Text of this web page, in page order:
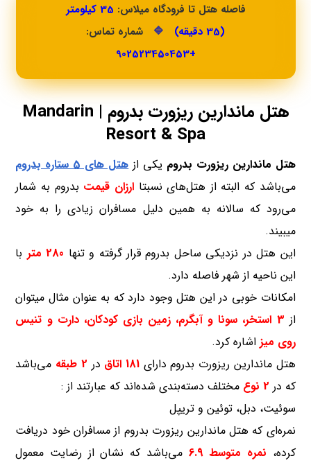
فاصله هتل تا فرودگاه میلاس:
35 کیلومتر
(35 دقیقه)
🔷 شماره تماس:
+902523450453
هتل ماندارین ریزورت بدروم | Mandarin
Resort & Spa
هتل ماندارین ریزورت بدروم یکی ازهتل های 5 ستاره
بدروم
می‌باشد که البته از هتل‌های نسبتاارزان قیمت بدروم به شمار
می‌رود که سالانه به همین دلیل مسافران زیادی را به خود
میبیند.
این هتل در نزدیکی ساحل بدروم قرار گرفته و تنها 280 متر
با
این ناحیه از شهر فاصله دارد.
امکانات خوبی در این هتل وجود دارد که به عنوان مثال میتوان
از
3 استخر، سونا و آبگرم، زمین بازی کودکان، دارت و تنیس
روی میز اشاره کرد.
هتل ماندارین ریزورت بدروم دارای 181 اتاق در 2 طبقه
می‌باشد
که در 2 نوع
مختلف دسته‌بندی شده‌اند که عبارتند از :
سوئیت، دبل، توئین و تریپل
نمره‌ای که هتل ماندارین ریزورت بدروم از مسافران خود دریافت
کرده، نمره متوسط 6.9
می‌باشد که نشان از رضایت معمول